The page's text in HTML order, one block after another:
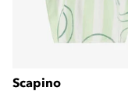
Scapino